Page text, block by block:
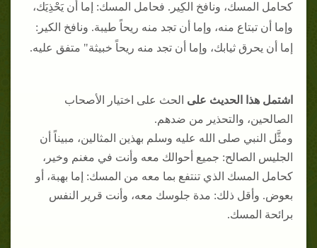
كحامل المسك، ونافخ الكِير. فحامل المسك: إما أن يَحْذِيَك،
وإما أن تبتاع منه، وإما أن تجد منه ريحاً طيبة. ونافخ الكير:
إما أن يحرق ثيابك، وإما أن تجد منه ريحاً خبيثة" متفق عليه.
اشتمل هذا الحديث على الحث على اختيار الأصحاب
الصالحين، والتحذير من ضدهم.
ومثَّل النبي صلى الله عليه وسلم بهذين المثالين، مبيناً أن
الجليس الصالح: جميع أحوالك معه وأنت في مغنم وخير،
كحامل المسك الذي تنتفع بما معه من المسك: إما بهبة، أو
بعوض. وأقل ذلك: مدة جلوسك معه، وأنت قرير النفس
برائحة المسك.